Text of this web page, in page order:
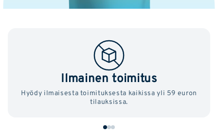
Ilmainen toimitus
Hyödy ilmaisesta toimituksesta kaikissa yli 59 euron
tilauksissa.